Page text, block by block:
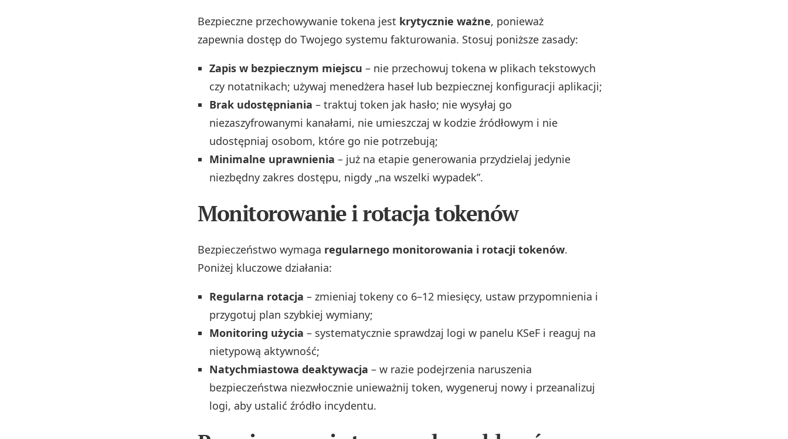
Bezpieczne przechowywanie tokena jest krytycznie ważne, ponieważ
zapewnia dostęp do Twojego systemu fakturowania. Stosuj poniższe zasady:
Zapis w bezpiecznym miejscu – nie przechowuj tokena w plikach tekstowych
czy notatnikach; używaj menedżera haseł lub bezpiecznej konfiguracji aplikacji;
Brak udostępniania – traktuj token jak hasło; nie wysyłaj go
niezaszyfrowanymi kanałami, nie umieszczaj w kodzie źródłowym i nie
udostępniaj osobom, które go nie potrzebują;
Minimalne uprawnienia – już na etapie generowania przydzielaj jedynie
niezbędny zakres dostępu, nigdy „na wszelki wypadek”.
Monitorowanie i rotacja tokenów
Bezpieczeństwo wymaga regularnego monitorowania i rotacji tokenów.
Poniżej kluczowe działania:
Regularna rotacja – zmieniaj tokeny co 6–12 miesięcy, ustaw przypomnienia i
przygotuj plan szybkiej wymiany;
Monitoring użycia – systematycznie sprawdzaj logi w panelu KSeF i reaguj na
nietypową aktywność;
Natychmiastowa deaktywacja – w razie podejrzenia naruszenia
bezpieczeństwa niezwłocznie unieważnij token, wygeneruj nowy i przeanalizuj
logi, aby ustalić źródło incydentu.